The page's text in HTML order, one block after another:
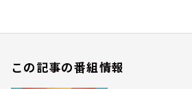
この記事の番組情報